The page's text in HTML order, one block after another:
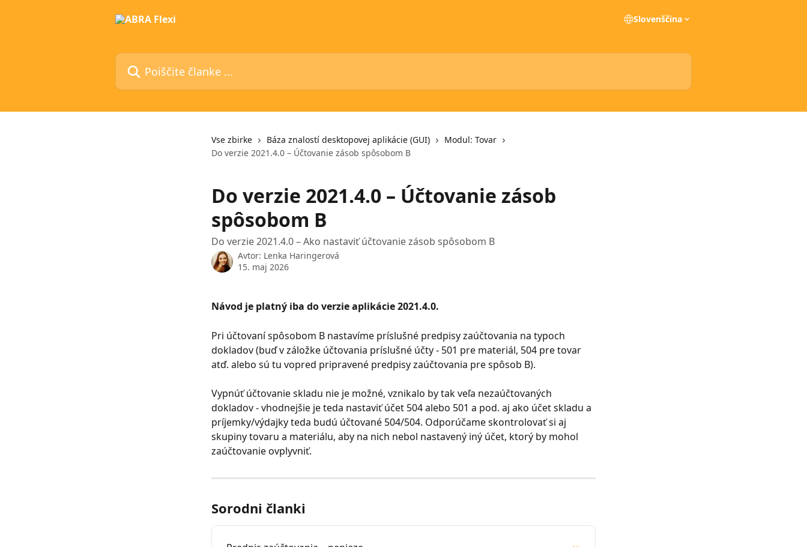
Slovenščina
Poiščite članke ...
Vse zbirke Báza znalostí desktopovej aplikácie (GUI)
Modul: Tovar
Do verzie 2021.4.0 – Účtovanie zásob spôsobom B
Do verzie 2021.4.0 – Účtovanie zásob
spôsobom B
Do verzie 2021.4.0 – Ako nastaviť účtovanie zásob spôsobom B
Avtor: Lenka Haringerová
15. maj 2026
Návod je platný iba do verzie aplikácie 2021.4.0.
Pri účtovaní spôsobom B nastavíme príslušné predpisy zaúčtovania na typoch
dokladov (buď v záložke účtovania príslušné účty - 501 pre materiál, 504 pre tovar
atď. alebo sú tu vopred pripravené predpisy zaúčtovania pre spôsob B).
Vypnúť účtovanie skladu nie je možné, vznikalo by tak veľa nezaúčtovaných
dokladov - vhodnejšie je teda nastaviť účet 504 alebo 501 a pod. aj ako účet skladu a
príjemky/výdajky teda budú účtované 504/504. Odporúčame skontrolovať si aj
skupiny tovaru a materiálu, aby na nich nebol nastavený iný účet, ktorý by mohol
zaúčtovanie ovplyvniť.
Sorodni članki